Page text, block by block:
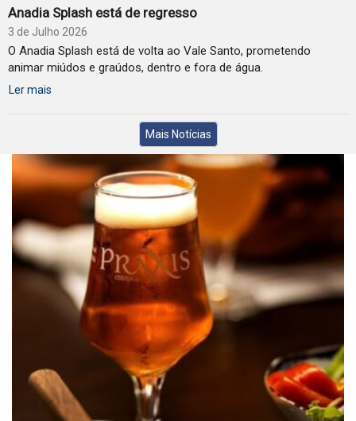
Anadia Splash está de regresso
3 de Julho 2026
O Anadia Splash está de volta ao Vale Santo, prometendo
animar miúdos e graúdos, dentro e fora de água.
Ler mais
Mais Notícias